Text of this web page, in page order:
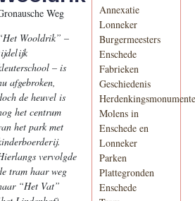
Weg
Wooldrik” –
– is
afgebroken,
de heuvel is
het centrum
het park met
vervolgde
tram haar weg
“Het Vat”
Annexatie
Lonneker
Burgermeesters
Enschede
Fabrieken
Geschiedenis
Molens in
Enschede en
Lonneker
Parken
Plattegronden
Enschede